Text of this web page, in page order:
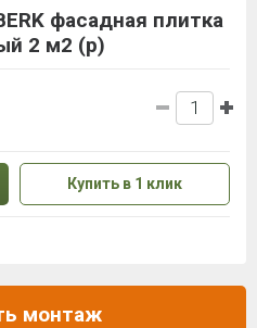
фасадная плитка
2 м2 (р)
Купить в 1 клик
монтаж